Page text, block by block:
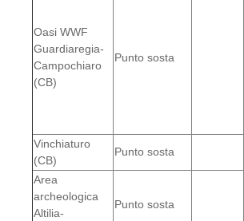
Oasi WWF
Guardiaregia-
Campochiaro
(CB)
Punto sosta
Vinchiaturo
(CB)
Punto sosta
Area
archeologica
Altilia-
Punto sosta